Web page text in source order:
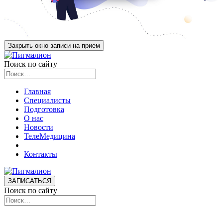
Закрыть окно записи на прием
Поиск по сайту
Главная
Специалисты
Подготовка
О нас
Новости
ТелеМедицина
Контакты
ЗАПИСАТЬСЯ
Поиск по сайту